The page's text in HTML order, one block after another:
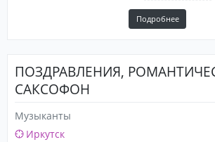
Подробнее
ПОЗДРАВЛЕНИЯ,
САКСОФОН
Музыканты
Иркутск